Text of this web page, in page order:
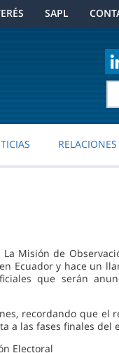
SAPL
Misión de
Ecuador y hace un
que serán
recordando que el
a las fases finales del
Electoral